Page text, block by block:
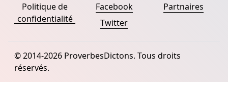
Politique de
confidentialité
Facebook
Twitter
Partnaires
© 2014-2026 ProverbesDictons. Tous droits
réservés.